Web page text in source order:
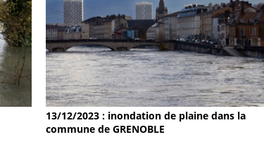
13/12/2023 : inondation de plaine dans la
commune de GRENOBLE